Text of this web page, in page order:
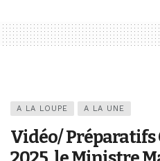
A LA LOUPE A LA UNE
Vidéo/ Préparatifs